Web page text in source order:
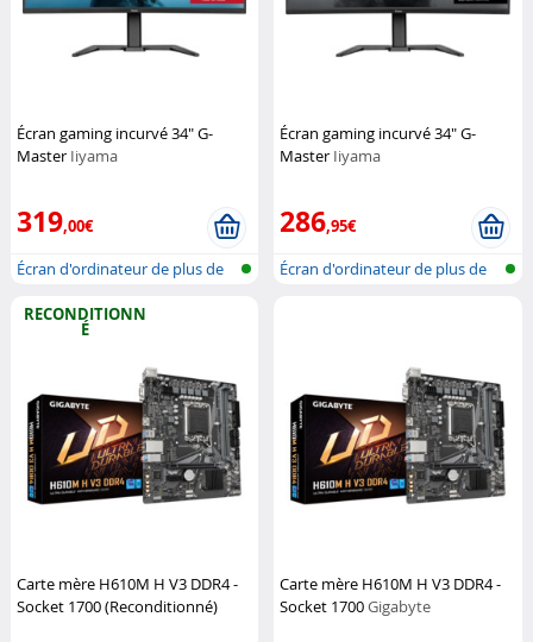
Écran gaming incurvé 34" G-
Master Iiyama
319,00€
Écran d'ordinateur de plus de
Écran gaming incurvé 34" G-
Master Iiyama
286,95€
Écran d'ordinateur de plus de
RECONDITIONN
É
Carte mère H610M H V3 DDR4 -
Socket 1700 (Reconditionné)
Carte mère H610M H V3 DDR4 -
Socket 1700Gigabyte